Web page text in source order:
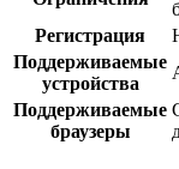
Регистрация
Поддерживаемые
устройства
Поддерживаемые
браузеры